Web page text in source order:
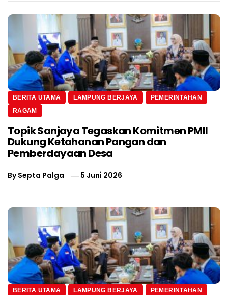
BERITA UTAMA LAMPUNG BERJAYA
PEMERINTAHAN
RAGAM
Topik Sanjaya Tegaskan Komitmen PMII
Dukung Ketahanan Pangan dan
Pemberdayaan Desa
BySepta Palga 5 Juni 2026
BERITA UTAMA LAMPUNG BERJAYA PEMERINTAHAN